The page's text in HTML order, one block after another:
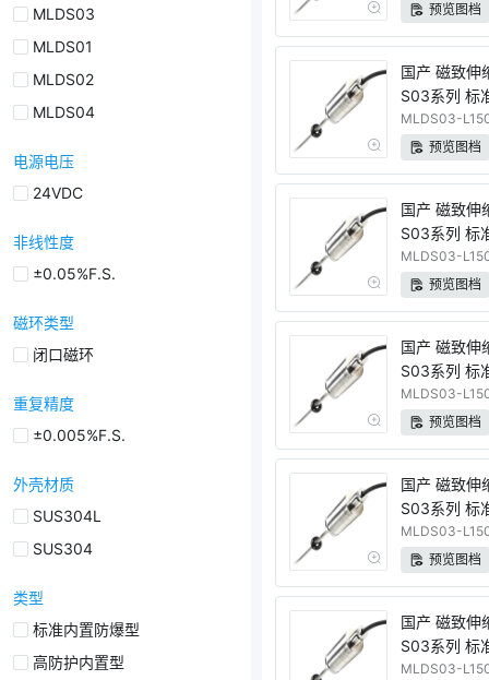
MLDS03
MLDS01
MLDS02
MLDS04
电源电压
24VDC
非线性度
±0.05%F.S.
磁环类型
闭口磁环
重复精度
±0.005%F.S.
外壳材质
SUS304L
SUS304
类型
标准内置防爆型
高防护内置型
预览图档
国产 磁致伸
S03系列 标
量程 电压输
MLDS03-
预览图档
国产 磁致伸
S03系列 标
量程 电压输
MLDS03-
预览图档
国产 磁致伸
S03系列 标
量程 电流输
MLDS03-
预览图档
国产 磁致伸
S03系列 标
量程 电流输
MLDS03-
预览图档
国产 磁致伸
S03系列 标
量程 RS485
MLDS03-